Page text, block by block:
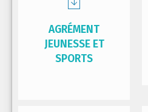
AGRÉMENT
JEUNESSE ET
SPORTS